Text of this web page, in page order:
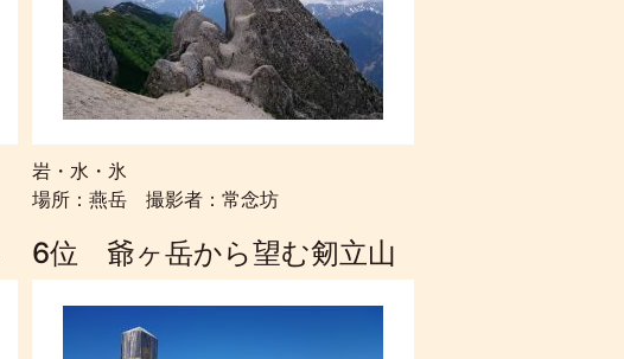
岩・水・氷
場所：燕岳 撮影者：常念坊
6位 爺ヶ岳から望む剱立山